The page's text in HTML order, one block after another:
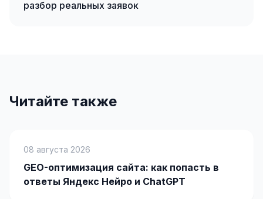
Продающие тексты
Техническая документация
Рекламные ролики
Видео для соцсетей
разбор реальных заявок
Читайте также
08 августа 2026
GEO-оптимизация сайта: как попасть в
ответы Яндекс Нейро и ChatGPT